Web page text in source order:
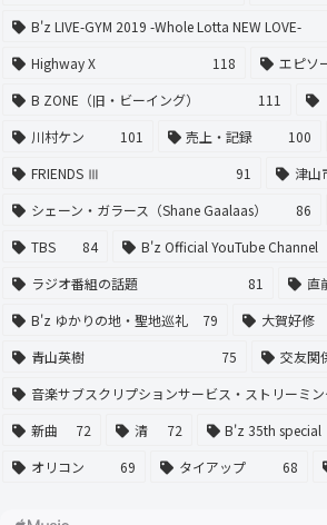
B'z LIVE-GYM 2019 -Whole Lotta NEW LOVE-
Highway X
118 エピソ
B ZONE（旧・ビーイング）
111
川村ケン
101 売上・記録 100
FRIENDS Ⅲ
91 津山
シェーン・ガラース（Shane Gaalaas）
86
TBS
84 B'z Official YouTube Channel
ラジオ番組の話題
81 直
B'z ゆかりの地・聖地巡礼
79 大賀好修
青山英樹
75 交友関
音楽サブスクリプションサービス・ストリーミ
新曲
72 清 72 B'z 35th special
オリコン
69 タイアップ 68